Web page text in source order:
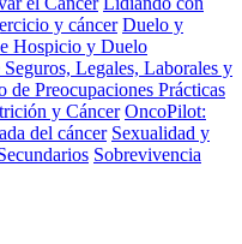
y cáncer Duelo y
Hospicio y Duelo
Legales, Laborales y
de Preocupaciones Prácticas
y Cáncer OncoPilot:
del cáncer Sexualidad y
Sobrevivencia